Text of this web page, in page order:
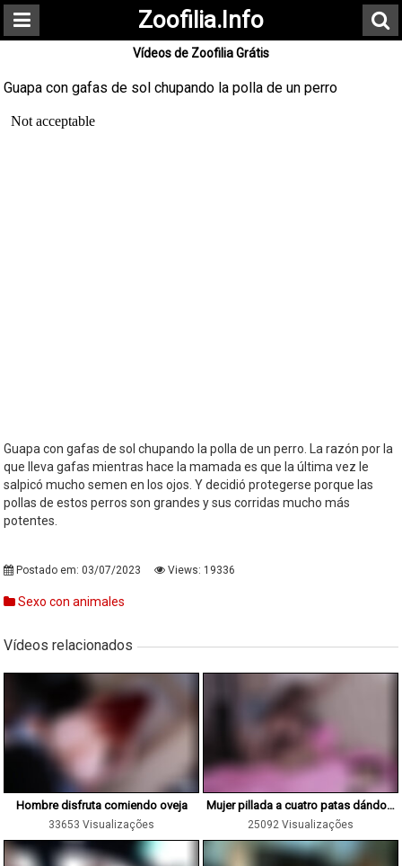
Zoofilia.Info
Vídeos de Zoofilia Grátis
Guapa con gafas de sol chupando la polla de un perro
Guapa con gafas de sol chupando la polla de un perro. La razón por la
que lleva gafas mientras hace la mamada es que la última vez le
salpicó mucho semen en los ojos. Y decidió protegerse porque las
pollas de estos perros son grandes y sus corridas mucho más
potentes.
Postado em: 03/07/2023 Views: 19336
Sexo con animales
Vídeos relacionados
Hombre disfruta comiendo oveja
33653 Visualizações
Mujer pillada a cuatro patas dándosela a su perro
25092 Visualizações